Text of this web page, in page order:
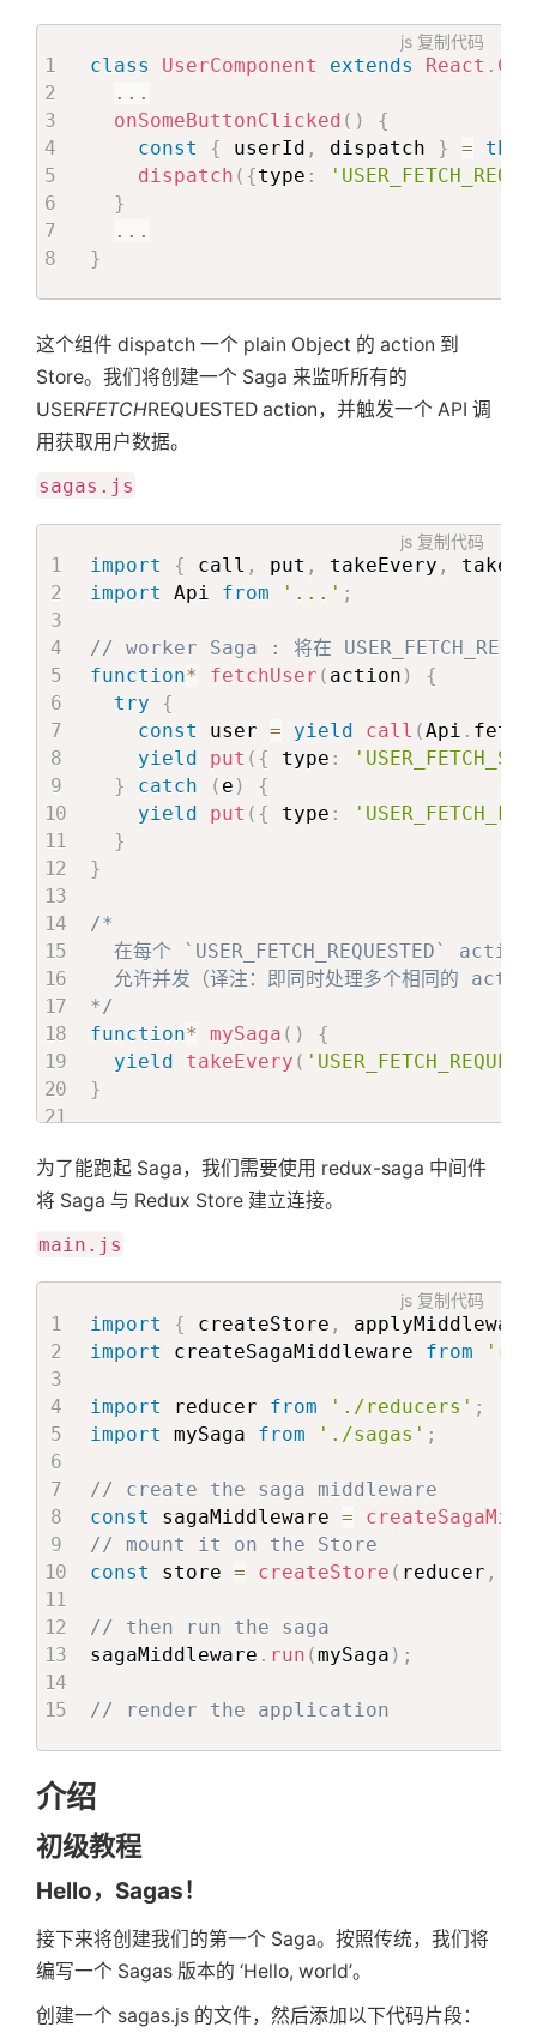
js 复制代码
class UserComponent extends React .
...
onSomeButtonClicked ( )
{
const
{ userId , dispatch } = this
dispatch ( {type :
}
...
}
这个组件 dispatch 一个 plain Object 的 action 到
Store。我们将创建一个 Saga 来监听所有的
USERFETCHREQUESTED action，并触发一个 API 调
用获取用户数据。
sagas.js
js 复制代码
import { call , put , takeEvery ,
import
Api from '...' ;
// worker Saga : 将在
function* fetchUser ( action )
{
try
{
const
user = yield call (Api .
yield
put ( { type :
}
catch ( e )
{
yield
put ( { type :
}
}
/*
在每个 `USER_FETCH_REQUESTED`
允许并发（译注：即同时处理多个相同的
*/
function* mySaga ( )
{
yield
takeEvery (
}
  也可以使用 takeLatest
如果在这之前已经有一个
那么处理中的 action 会被取消，只会执行当
function
mySaga ()
{
yield
takeLatest(
export default mySaga ;
为了能跑起 Saga，我们需要使用 redux-saga 中间件
将 Saga 与 Redux Store 建立连接。
main.js
js 复制代码
import { createStore ,
import
createSagaMiddleware from
import reducer from './reducers' ;
import
mySaga from './sagas' ;
// create the saga middleware
const
sagaMiddleware =
// mount it on the Store
const
store = createStore ( reducer ,
// then run the saga
sagaMiddleware . run (mySaga ) ;
// render the application
介绍
初级教程
Hello，Sagas！
接下来将创建我们的第一个 Saga。按照传统，我们将
编写一个 Sagas 版本的 ‘Hello, world’。
创建一个 sagas.js 的文件，然后添加以下代码片段：